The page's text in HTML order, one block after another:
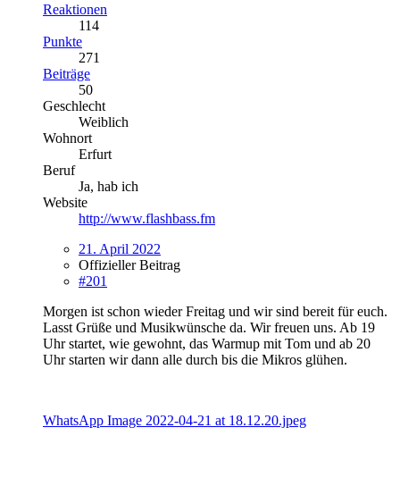
Reaktionen
114
Punkte
271
Beiträge
50
Geschlecht
Weiblich
Wohnort
Erfurt
Beruf
Ja, hab ich
Website
http://www.flashbass.fm
21. April 2022
Offizieller Beitrag
#201
Morgen ist schon wiederFreitag und wir sind bereit für euch.
Lasst Grüße und Musikwünsche da. Wir freuen uns. Ab 19
Uhr startet, wie gewohnt, das Warmup mit Tom und ab 20
Uhr starten wir dann alle durch bis die Mikros glühen.
WhatsApp Image 2022-04-21 at 18.12.20.jpeg